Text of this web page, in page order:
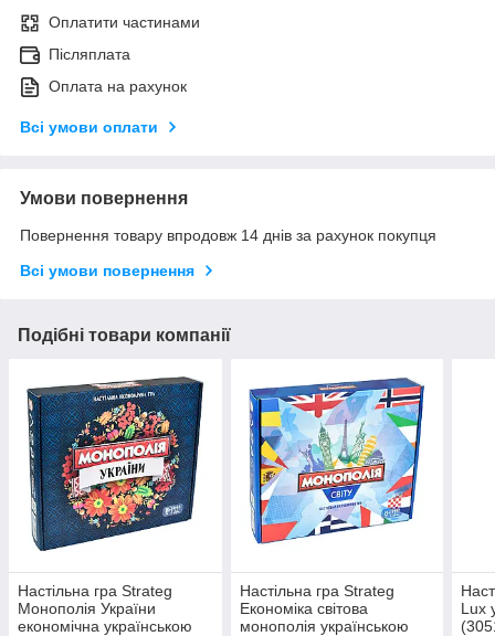
Оплатити частинами
Післяплата
Оплата на рахунок
Всі умови оплати
Умови повернення
Повернення товару впродовж 14 днів за рахунок покупця
Всі умови повернення
Подібні товари компанії
Настільна гра Strateg
Монополія України
економічна українською
Настільна гра Strateg
Економіка світова
монополія українською
Lux